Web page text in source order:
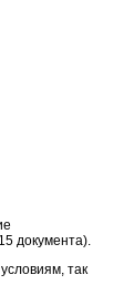
документа).
так